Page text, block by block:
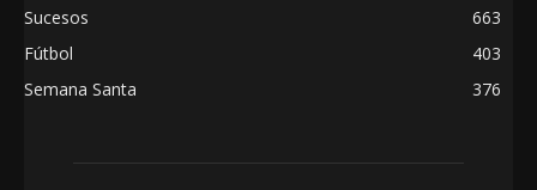
Sucesos
663
Fútbol
403
Semana Santa
376